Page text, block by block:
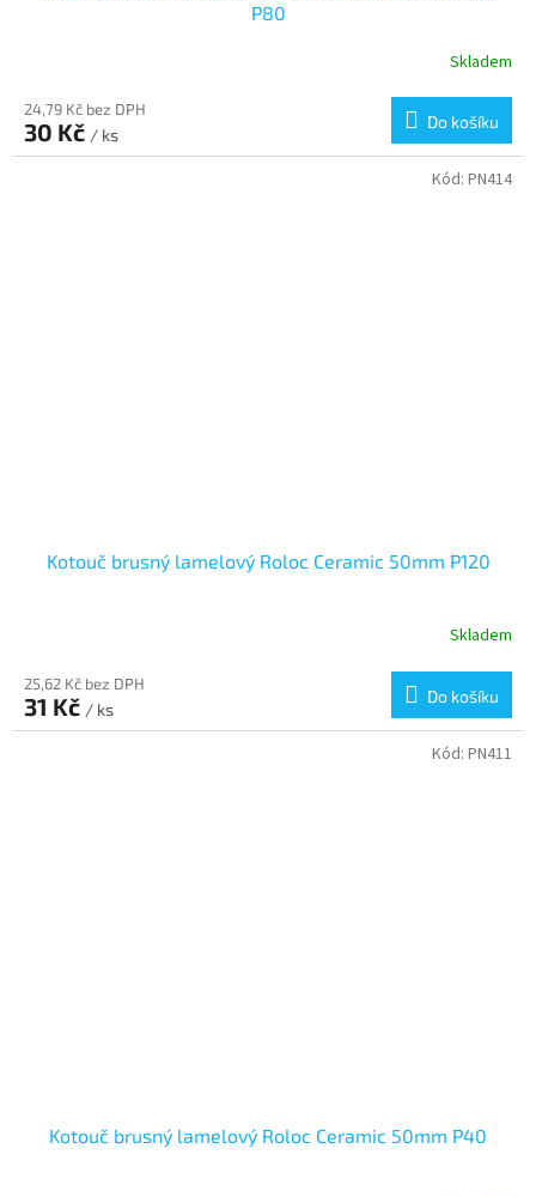
P80
Skladem
24,79 Kč bez DPH
30 Kč / ks
Do košíku
Kotouč brusný lamelový Roloc Ceramic 50mm P120
Skladem
25,62 Kč bez DPH
31 Kč / ks
Do košíku
Kód: PN414
Kotouč brusný lamelový Roloc Ceramic 50mm P40
Kód: PN411